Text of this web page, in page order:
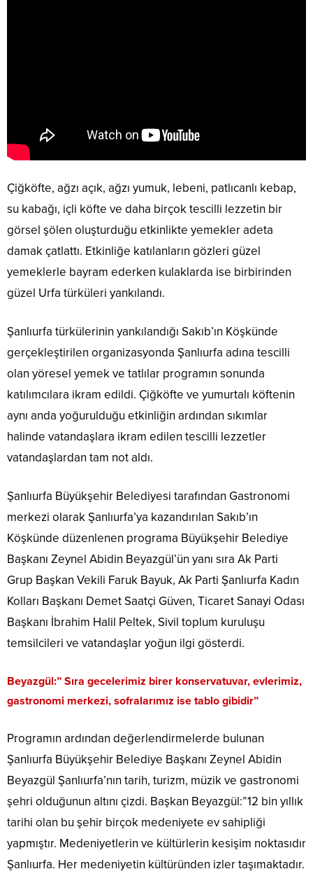
Çiğköfte, ağzı açık, ağzı yumuk, lebeni, patlıcanlı kebap,
su kabağı, içli köfte ve daha birçok tescilli lezzetin bir
görsel şölen oluşturduğu etkinlikte yemekler adeta
damak çatlattı. Etkinliğe katılanların gözleri güzel
yemeklerle bayram ederken kulaklarda ise birbirinden
güzel Urfa türküleri yankılandı.
Şanlıurfa türkülerinin yankılandığı Sakıb’ın Köşkünde
gerçekleştirilen organizasyonda Şanlıurfa adına tescilli
olan yöresel yemek ve tatlılar programın sonunda
katılımcılara ikram edildi. Çiğköfte ve yumurtalı köftenin
aynı anda yoğurulduğu etkinliğin ardından sıkımlar
halinde vatandaşlara ikram edilen tescilli lezzetler
vatandaşlardan tam not aldı.
Şanlıurfa Büyükşehir Belediyesi tarafından Gastronomi
merkezi olarak Şanlıurfa’ya kazandırılan Sakıb’ın
Köşkünde düzenlenen programa Büyükşehir Belediye
Başkanı Zeynel Abidin Beyazgül’ün yanı sıra Ak Parti
Grup Başkan Vekili Faruk Bayuk, Ak Parti Şanlıurfa Kadın
Kolları Başkanı Demet Saatçi Güven, Ticaret Sanayi Odası
Başkanı İbrahim Halil Peltek, Sivil toplum kuruluşu
temsilcileri ve vatandaşlar yoğun ilgi gösterdi.
Beyazgül:” Sıra gecelerimiz birer konservatuvar, evlerimiz,
gastronomi merkezi, sofralarımız ise tablo gibidir”
Programın ardından değerlendirmelerde bulunan
Şanlıurfa Büyükşehir Belediye Başkanı Zeynel Abidin
Beyazgül Şanlıurfa’nın tarih, turizm, müzik ve gastronomi
şehri olduğunun altını çizdi. Başkan Beyazgül:”12 bin yıllık
tarihi olan bu şehir birçok medeniyete ev sahipliği
yapmıştır. Medeniyetlerin ve kültürlerin kesişim noktasıdır
Şanlıurfa. Her medeniyetin kültüründen izler taşımaktadır.